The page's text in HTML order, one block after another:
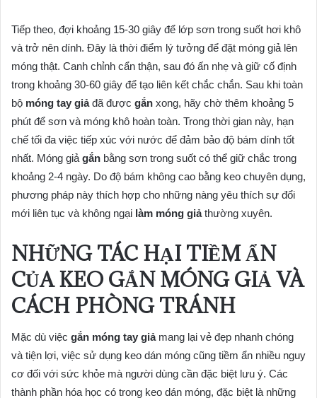
Tiếp theo, đợi khoảng 15-30 giây để lớp sơn trong suốt hơi khô
và trở nên dính. Đây là thời điểm lý tưởng để đặt móng giả lên
móng thật. Canh chỉnh cẩn thận, sau đó ấn nhẹ và giữ cố định
trong khoảng 30-60 giây để tạo liên kết chắc chắn. Sau khi toàn
bộ móng tay giảđã được gắn xong, hãy chờ thêm khoảng 5
phút để sơn và móng khô hoàn toàn. Trong thời gian này, hạn
chế tối đa việc tiếp xúc với nước để đảm bảo độ bám dính tốt
nhất. Móng giả gắn bằng sơn trong suốt có thể giữ chắc trong
khoảng 2-4 ngày. Do độ bám không cao bằng keo chuyên dụng,
phương pháp này thích hợp cho những nàng yêu thích sự đổi
mới liên tục và không ngại làm móng giảthường xuyên.
NHỮNG TÁC HẠI TIỀM ẨN
CỦA KEO GẮN MÓNG GIẢ VÀ
CÁCH PHÒNG TRÁNH
Mặc dù việc gắn móng tay giảmang lại vẻ đẹp nhanh chóng
và tiện lợi, việc sử dụng keo dán móng cũng tiềm ẩn nhiều nguy
cơ đối với sức khỏe mà người dùng cần đặc biệt lưu ý. Các
thành phần hóa học có trong keo dán móng, đặc biệt là những